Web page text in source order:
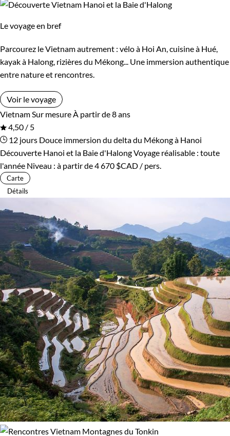
Le voyage en bref
Parcourez le Vietnam autrement : vélo à Hoi An, cuisine à Hué,
kayak à Halong, rizières du Mékong... Une immersion authentique
entre nature et rencontres.
Voir le voyage
Vietnam Sur mesure À partir de 8 ans
4,50 / 5
12 jours Douce immersion du delta du Mékong à Hanoi
Découverte Hanoi et la Baie d'HalongVoyage réalisable : toute
l'année Niveau : à partir de4 670 $CAD / pers.
Carte
Détails